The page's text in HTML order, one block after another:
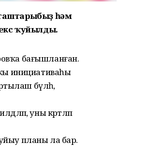
һәм
ҡуйылды.
бағышланған.
инициативаһы
бүлһә,
уны кәртәләп
планы ла бар.